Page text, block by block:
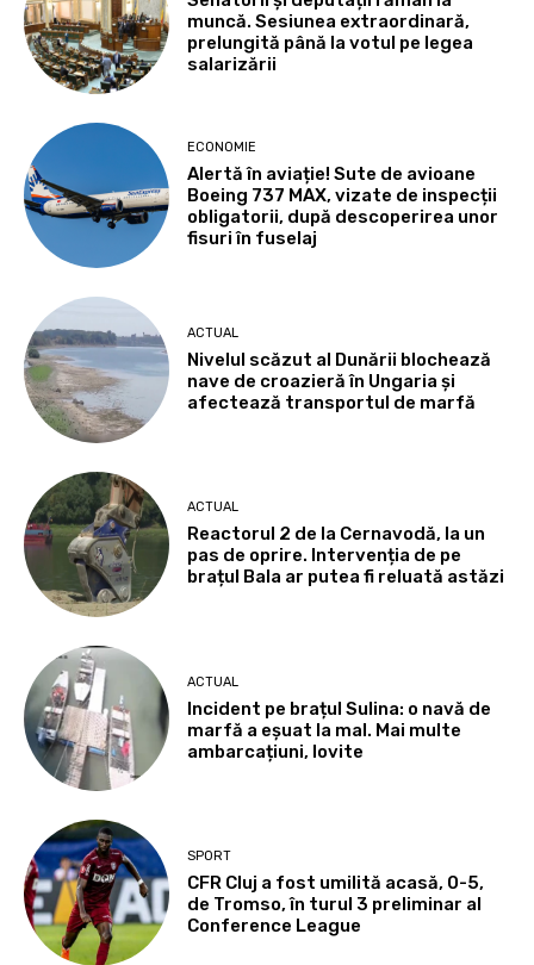
muncă. Sesiunea extraordinară,
prelungită până la votul pe legea
salarizării
ECONOMIE
Alertă în aviație! Sute de avioane
Boeing 737 MAX, vizate de inspecții
obligatorii, după descoperirea unor
fisuri în fuselaj
ACTUAL
Nivelul scăzut al Dunării blochează
nave de croazieră în Ungaria și
afectează transportul de marfă
ACTUAL
Reactorul 2 de la Cernavodă, la un
pas de oprire. Intervenția de pe
brațul Bala ar putea fi reluată astăzi
ACTUAL
Incident pe brațul Sulina: o navă de
marfă a eșuat la mal. Mai multe
ambarcațiuni, lovite
SPORT
CFR Cluj a fost umilită acasă, 0-5,
de Tromso, în turul 3 preliminar al
Conference League